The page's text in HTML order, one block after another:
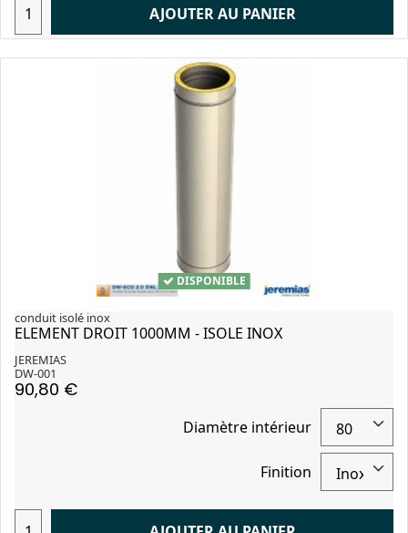
AJOUTER AU PANIER
DISPONIBLE
conduit isolé inox
ELEMENT DROIT 1000MM - ISOLE INOX
JEREMIAS
DW-001
90,80 €
Diamètre intérieur
Finition